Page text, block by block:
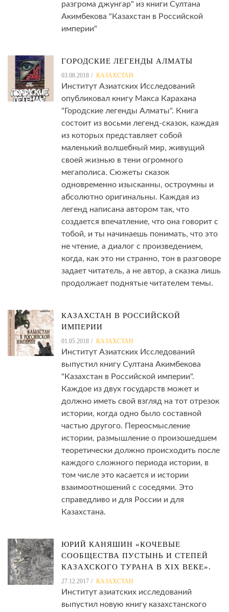
разгрома джунгар" из книги Султана
Акимбекова "Казахстан в Российской
империи"
ГОРОДСКИЕ ЛЕГЕНДЫ АЛМАТЫ
03.08.2018 КАЗАХСТАН
Институт Азиатских Исследований
опубликовал книгу Макса Карахана
"Городские легенды Алматы". Книга
состоит из восьми легенд-сказок, каждая
из которых представляет собой
маленький волшебный мир, живущий
своей жизнью в тени огромного
мегаполиса. Сюжеты сказок
одновременно изысканны, остроумны и
абсолютно оригинальны. Каждая из
легенд написана автором так, что
создается впечатление, что она говорит с
тобой, и ты начинаешь понимать, что это
не чтение, а диалог с произведением,
когда, как это ни странно, тон в разговоре
задает читатель, а не автор, а сказка лишь
продолжает поднятые читателем темы.
КАЗАХСТАН В РОССИЙСКОЙ
ИМПЕРИИ
01.05.2018 КАЗАХСТАН
Институт Азиатских Исследований
выпустил книгу Султана Акимбекова
"Казахстан в Российской империи".
Каждое из двух государств может и
должно иметь свой взгляд на тот отрезок
истории, когда одно было составной
частью другого. Переосмысление
истории, размышление о произошедшем
теоретически должно происходить после
каждого сложного периода истории, в
том числе это касается и истории
взаимоотношений с соседями. Это
справедливо и для России и для
Казахстана.
ЮРИЙ КАНЯШИН «КОЧЕВЫЕ
СООБЩЕСТВА ПУСТЫНЬ И СТЕПЕЙ
КАЗАХСКОГО ТУРАНА В XIX ВЕКЕ».
27.12.2017 КАЗАХСТАН
Институт азиатских исследований
выпустил новую книгу казахстанского